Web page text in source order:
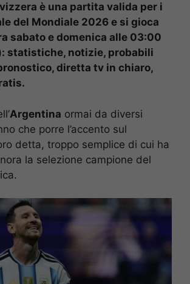
è una partita valida per i
del Mondiale 2026 e si gioca
sabato e domenica alle 03:00
statistiche, notizie, probabili
diretta tv in chiaro,
Argentina ormai da diversi
che porre l’accento sul
detta, troppo semplice di cui ha
la selezione campione del